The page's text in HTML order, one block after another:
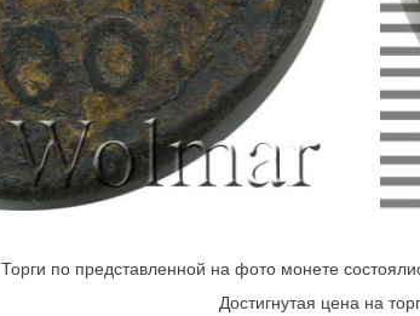
Торги по представленной на фото монете
Достигнутая цена на